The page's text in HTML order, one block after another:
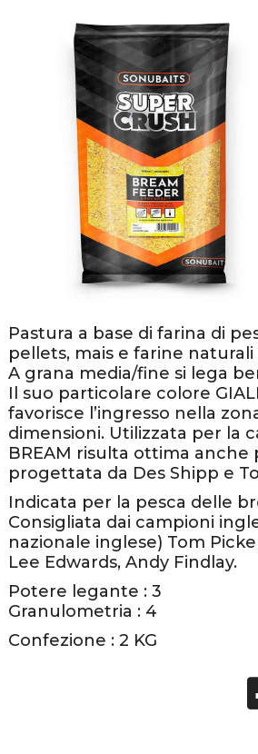
Pastura a base di farina di
pellets, mais e farine naturali
A grana media/fine si lega
Il suo particolare colore
favorisce l’ingresso nella
dimensioni. Utilizzata per la
BREAM risulta ottima anche
progettata da Des Shipp e
Indicata per la pesca delle
Consigliata dai campioni
nazionale inglese) Tom
Lee Edwards, Andy Findlay.
Potere legante : 3
Granulometria : 4
Confezione : 2 KG